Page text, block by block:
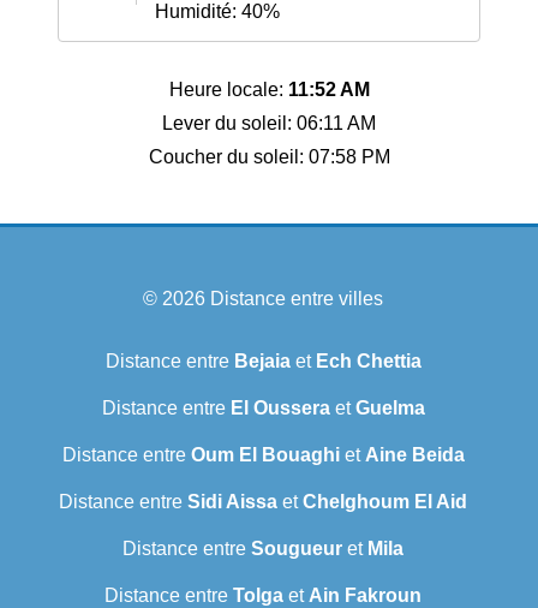
Humidité: 40%
Heure locale: 11:52 AM
Lever du soleil: 06:11 AM
Coucher du soleil: 07:58 PM
© 2026 Distance entre villes
Distance entre Bejaiaet Ech Chettia
Distance entre El OusseraetGuelma
Distance entre Oum El Bouaghiet Aine Beida
Distance entre Sidi Aissa etChelghoum El Aid
Distance entre Sougueur et Mila
Distance entre Tolga et Ain Fakroun